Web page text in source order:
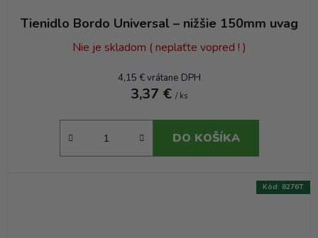
Tienidlo Bordo Universal – nižšie 150mm uvag
Nie je skladom ( neplaťte vopred ! )
4,15 € vrátane DPH
3,37 € / ks
DO KOŠÍKA
Kód: 8276T